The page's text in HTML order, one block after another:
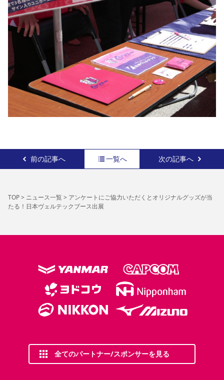
前の記事へ 一覧へ 次の記事へ
TOP> ニュース一覧> アンケートにご協力いただくとオリジナルグッズが当
たる！日本ヴェルテックブース出展
全てのパートナー/スポンサーを見る